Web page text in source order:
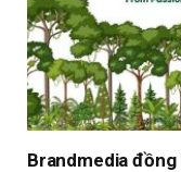
Brandmedia